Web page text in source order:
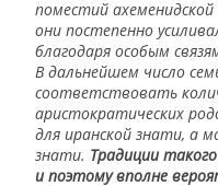
поместий
они постепенно
благодаря особым
В дальнейшем число
соответствовать
аристократических
для иранской знати, а
знати. Традиции
и поэтому вполне